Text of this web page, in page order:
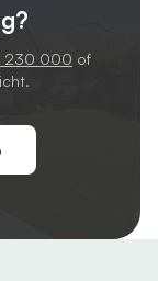
230 000 of